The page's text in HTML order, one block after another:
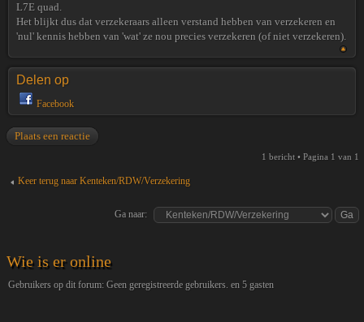
L7E quad.
Het blijkt dus dat verzekeraars alleen verstand hebben van verzekeren en
'nul' kennis hebben van 'wat' ze nou precies verzekeren (of niet verzekeren).
Delen op
Facebook
Plaats een reactie
1 bericht • Pagina 1 van 1
Keer terug naar Kenteken/RDW/Verzekering
Ga naar:
Wie is er online
Gebruikers op dit forum: Geen geregistreerde gebruikers. en 5 gasten